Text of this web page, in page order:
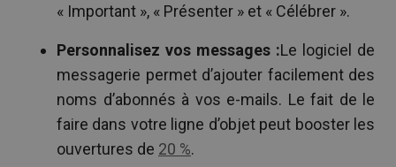
« Important », « Présenter » et « Célébrer ».
Personnalisez vos messages :Le logiciel de
messagerie permet d’ajouter facilement des
noms d’abonnés à vos e-mails. Le fait de le
faire dans votre ligne d’objet peut booster les
ouvertures de 20 %.